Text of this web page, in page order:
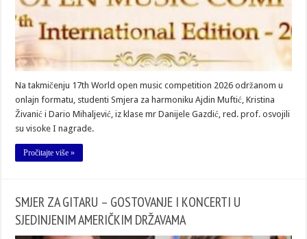
Na takmičenju 17th World open music competition 2026 održanom u
onlajn formatu, studenti Smjera za harmoniku Ajdin Muftić, Kristina
Živanić i Dario Mihaljević, iz klase mr Danijele Gazdić, red. prof. osvojili
su visoke I nagrade.
Pročitajte više »
SMJER ZA GITARU – GOSTOVANJE I КONCERTI U
SJEDINJENIM AMERIČКIM DRŽAVAMA